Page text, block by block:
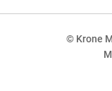
© Krone